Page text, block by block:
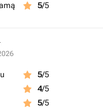
5/5
5/5
4/5
5/5